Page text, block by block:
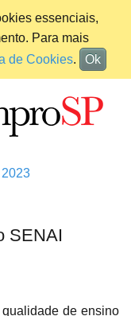
essenciais,
Para mais
de Cookies. Ok
2023
SENAI
de ensino